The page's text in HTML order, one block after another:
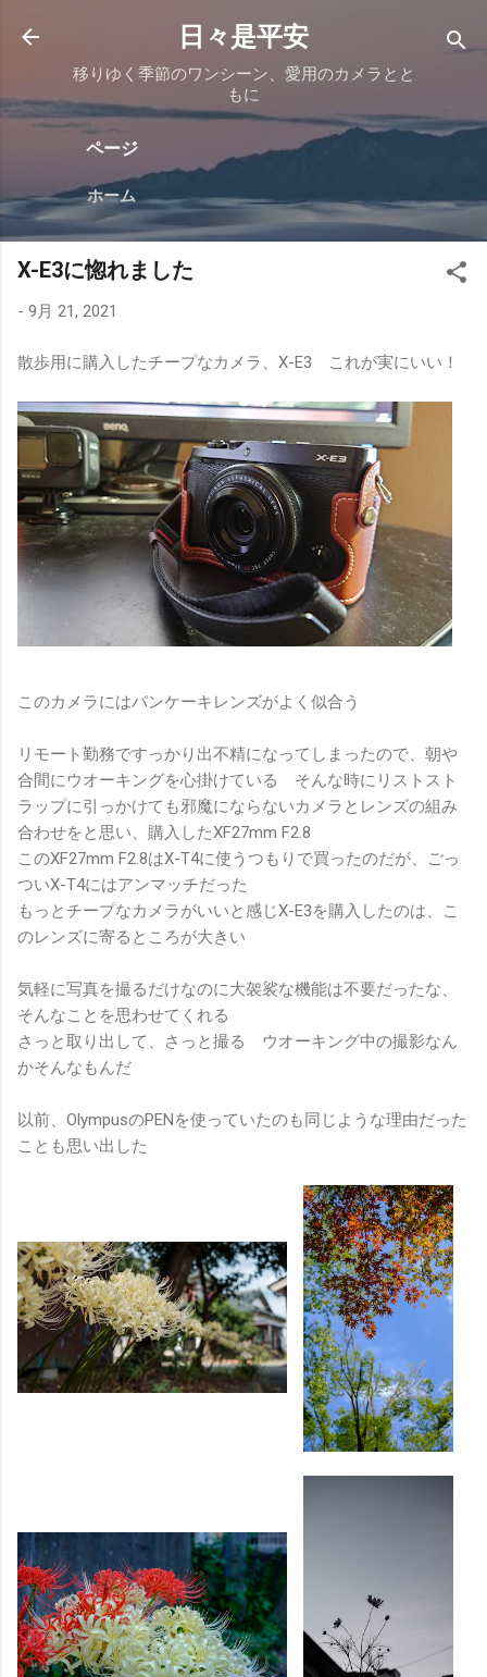
スキップしてメイン コンテンツに移動
日々是平安
移りゆく季節のワンシーン、愛用のカメラとと
もに
ページ
ホーム
X-E3に惚れました
- 9月 21, 2021
散歩用に購入したチープなカメラ、X-E3 これが実にいい！
このカメラにはパンケーキレンズがよく似合う
リモート勤務ですっかり出不精になってしまったので、朝や
合間にウオーキングを心掛けている そんな時にリストスト
ラップに引っかけても邪魔にならないカメラとレンズの組み
合わせをと思い、購入したXF27mm F2.8
このXF27mm F2.8はX-T4に使うつもりで買ったのだが、ごっ
ついX-T4にはアンマッチだった
もっとチープなカメラがいいと感じX-E3を購入したのは、こ
のレンズに寄るところが大きい
気軽に写真を撮るだけなのに大袈裟な機能は不要だったな、
そんなことを思わせてくれる
さっと取り出して、さっと撮る ウオーキング中の撮影なん
かそんなもんだ
以前、OlympusのPENを使っていたのも同じような理由だった
ことも思い出した